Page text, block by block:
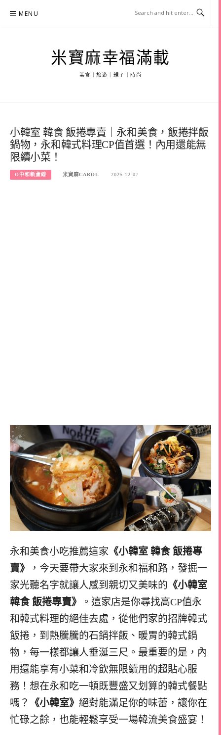
MENU
米寶麻幸福滿載
美食｜旅遊｜親子｜時尚
小韓室 韓食 飯捲專賣｜永和美食，飯捲拌飯
鍋物，永和韓式料理CP值首選！內用還能無
限續小菜！
O中和新蘆線 米寶麻CAROL 2025-12-07
永和美食小吃推薦這家 《小韓室 韓食 飯捲專
賣》
，今天要帶大家來到永和福和路，發掘一
家光聽名字就讓人感到親切又美味的 《小韓室
韓食 飯捲專賣》
。這家店是你尋找高CP值永
和韓式料理的絕佳去處，從他們家的招牌韓式
飯捲，到熱騰騰的石鍋拌飯、暖胃的韓式鍋
物，每一樣都讓人垂涎三尺。最重要的是，內
用還能享有小菜和冷飲無限續用的超貼心服
務！想在永和吃一頓既豐盛又划算的韓式餐點
嗎？
《小韓室》 絕對能滿足你的味蕾，讓你在
忙碌之餘，也能輕鬆享受一場韓流美食盛宴！